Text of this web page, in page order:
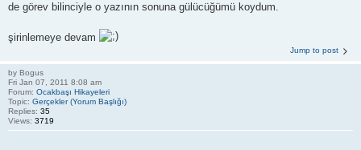
de görev bilinciyle o yazının sonuna gülücüğümü koydum.
şirinlemeye devam
Jump to post
by Bogus
Fri Jan 07, 2011 8:08 am
Forum: Ocakbaşı Hikayeleri
Topic: Gerçekler (Yorum Başlığı)
Replies: 35
Views: 3719